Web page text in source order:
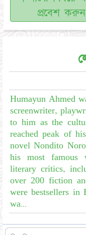
প্রবেশ
Humayun Ahmed
screenwriter,
to him as the
reached peak of
novel Nondito
his most famous
literary critics,
over 200 fiction
were bestsellers in
wa...